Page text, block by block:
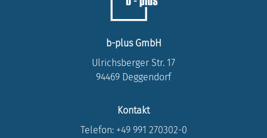
b-plus GmbH
Ulrichsberger Str. 17
94469 Deggendorf
Kontakt
Telefon: +49 991 270302-0